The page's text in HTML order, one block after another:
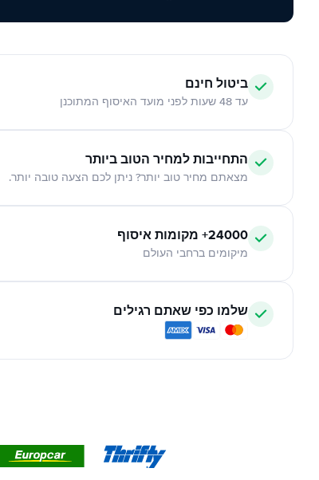
ביטול חינם
עד 48 שעות לפני מועד האיסוף המתוכנן
התחייבות למחיר הטוב ביותר
מצאתם מחיר טוב יותר? ניתן לכם הצעה טובה יותר.
24000+ מקומות איסוף
מיקומים ברחבי העולם
שלמו כפי שאתם רגילים